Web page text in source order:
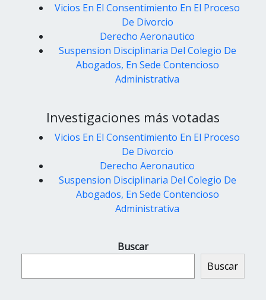
Vicios En El Consentimiento En El Proceso
De Divorcio
Derecho Aeronautico
Suspension Disciplinaria Del Colegio De
Abogados, En Sede Contencioso
Administrativa
Investigaciones más votadas
Vicios En El Consentimiento En El Proceso
De Divorcio
Derecho Aeronautico
Suspension Disciplinaria Del Colegio De
Abogados, En Sede Contencioso
Administrativa
Buscar
Buscar